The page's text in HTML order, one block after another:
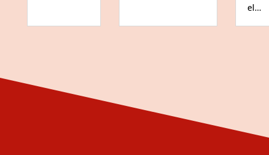
el…